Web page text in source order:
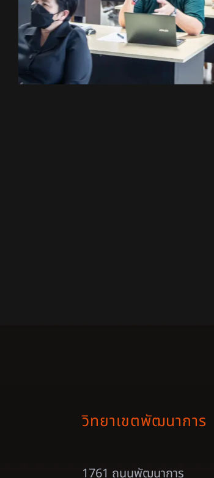
วิทยาเขตพัฒนาการ
1761 ถนนพัฒนาการ